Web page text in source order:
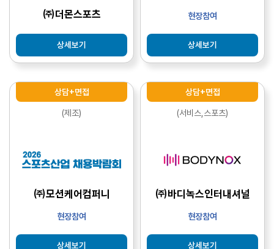
㈜더몬스포츠
상세보기
현장참여
상세보기
상담+면접
(제조)
㈜모션케어컴퍼니
현장참여
상세보기
상담+면접
(서비스,스포츠)
㈜바디녹스인터내셔널
현장참여
상세보기